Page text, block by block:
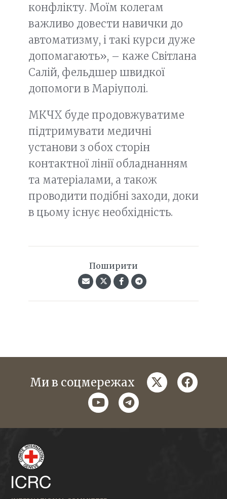
конфлікту. Моїм колегам
важливо довести навички до
автоматизму, і такі курси дуже
допомагають», – каже Світлана
Салій, фельдшер швидкої
допомоги в Маріуполі.
МКЧХ буде продовжуватиме
підтримувати медичні
установи з обох сторін
контактної лінії обладнанням
та матеріалами, а також
проводити подібні заходи, доки
в цьому існує необхідність.
Поширити
Ми в соцмережах twitter
youtubetelegram